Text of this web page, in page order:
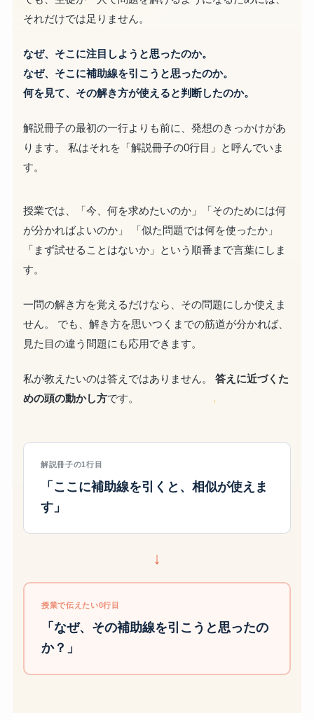
それだけでは足りません。
なぜ、そこに注目しようと思ったのか。
なぜ、そこに補助線を引こうと思ったのか。
何を見て、その解き方が使えると判断したのか。
解説冊子の最初の一行よりも前に、発想のきっかけがあ
ります。 私はそれを「解説冊子の0行目」と呼んでいま
す。
授業では、「今、何を求めたいのか」「そのためには何
が分かればよいのか」 「似た問題では何を使ったか」
「まず試せることはないか」という順番まで言葉にしま
す。
一問の解き方を覚えるだけなら、その問題にしか使えま
せん。 でも、解き方を思いつくまでの筋道が分かれば、
見た目の違う問題にも応用できます。
私が教えたいのは答えではありません。 答えに近づくた
めの頭の動かし方です。
解説冊子の1行目
「ここに補助線を引くと、相似が使えま
す」
↓
授業で伝えたい0行目
「なぜ、その補助線を引こうと思ったの
か？」